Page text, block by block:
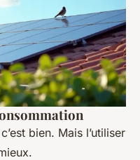
bien. Mais l’utiliser